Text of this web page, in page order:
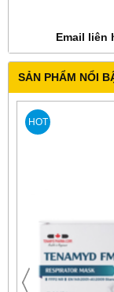
Email liên
SẢN PHẨM NỔI
HOT